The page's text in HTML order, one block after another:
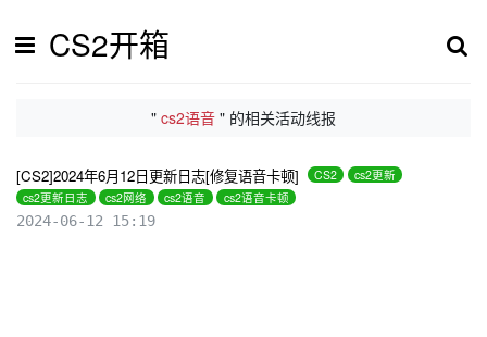
CS2开箱
" cs2语音 " 的相关活动线报
[CS2]2024年6月12日更新日志[修复语音卡顿] CS2
cs2更新
cs2更新日志
cs2网络 cs2语音 cs2语音卡顿
2024-06-12 15:19